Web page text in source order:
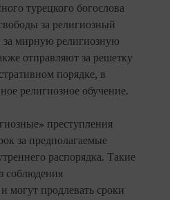
турецкого богослова
за религиозный
за мирную религиозную
отправляют за решетку
порядке, в
религиозное обучение.
преступления
за предполагаемые
распорядка. Такие
соблюдения
могут продлевать сроки